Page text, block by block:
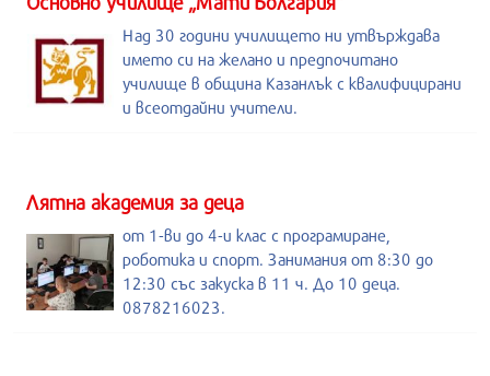
Над 30 години училището ни утвърждава
името си на желано и предпочитано
училище в община Казанлък с квалифицирани
и всеотдайни учители.
Лятна академия за деца
от 1-ви до 4-и клас с програмиране,
роботика и спорт. Занимания от 8:30 до
12:30 със закуска в 11 ч. До 10 деца.
0878216023.